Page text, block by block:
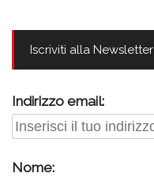
Iscriviti alla Newsletter
Indirizzo email:
Nome: